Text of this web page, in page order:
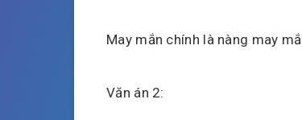
May mắn chính là nàng may
Văn án 2: